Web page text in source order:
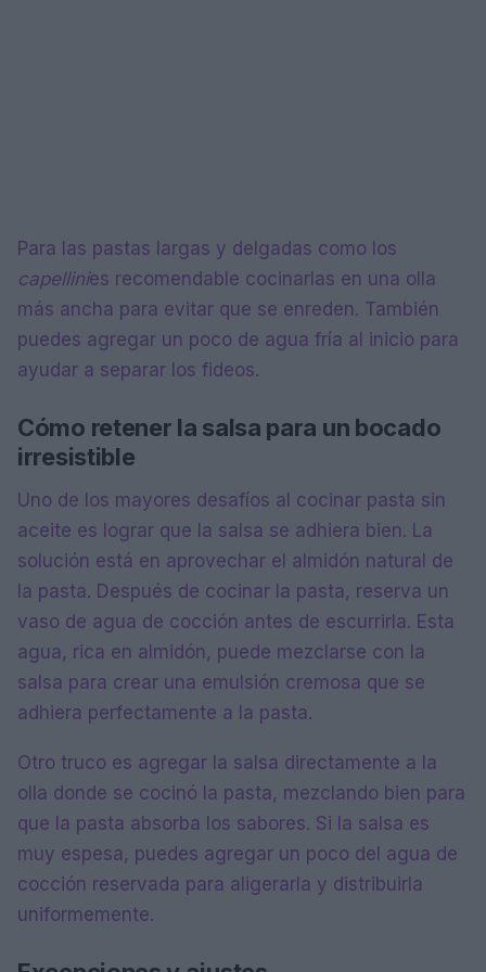
Para las pastas largas y delgadas como los
capellinies recomendable cocinarlas en una olla
más ancha para evitar que se enreden. También
puedes agregar un poco de agua fría al inicio para
ayudar a separar los fideos.
Cómo retener la salsa para un bocado
irresistible
Uno de los mayores desafíos al cocinar pasta sin
aceite es lograr que la salsa se adhiera bien. La
solución está en aprovechar el almidón natural de
la pasta. Después de cocinar la pasta, reserva un
vaso de agua de cocción antes de escurrirla. Esta
agua, rica en almidón, puede mezclarse con la
salsa para crear una emulsión cremosa que se
adhiera perfectamente a la pasta.
Otro truco es agregar la salsa directamente a la
olla donde se cocinó la pasta, mezclando bien para
que la pasta absorba los sabores. Si la salsa es
muy espesa, puedes agregar un poco del agua de
cocción reservada para aligerarla y distribuirla
uniformemente.